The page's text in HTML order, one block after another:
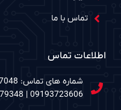
تماس با ما
اطلاعات تماس
09193723606 | 09383579348